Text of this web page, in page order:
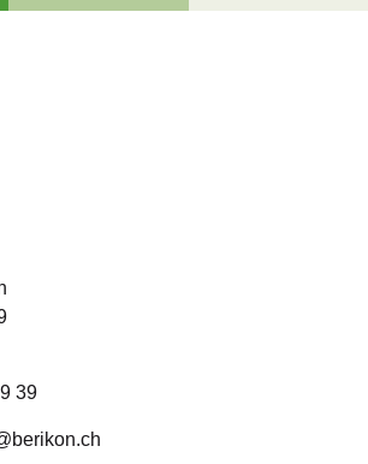
39